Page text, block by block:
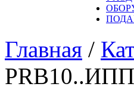
Главная /